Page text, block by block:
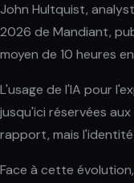
John Hultquist,
2026 de Mandiant,
moyen de 10 heures
L'usage de l'IA pour
jusqu'ici réservées
rapport, mais
Face à cette évolution,